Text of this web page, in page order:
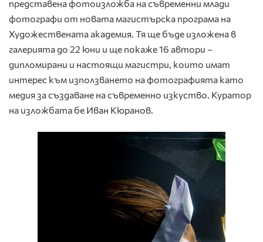
представена фотоизложба на съвременни млади
фотографи от новата магистърска програма на
Художествената академия. Тя ще бъде изложена в
галерията до 22 юни и ще покаже 16 автори –
дипломирани и настоящи магистри, които имат
интерес към използването на фотографията като
медия за създаване на съвременно изкуство. Куратор
на изложбата бе Иван Кюранов.